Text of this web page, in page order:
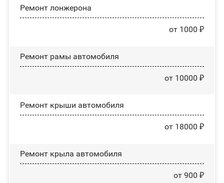
Ремонт лонжерона
от 1000 ₽
Ремонт рамы автомобиля
от 10000 ₽
Ремонт крыши автомобиля
от 18000 ₽
Ремонт крыла автомобиля
от 900 ₽